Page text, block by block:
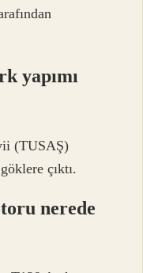
yapımı
(TUSAŞ)
çıktı.
nerede